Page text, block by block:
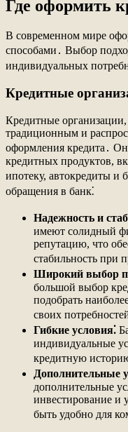
Где оформить
В современном мире
способами․ Выбор
индивидуальных
Кредитные
Кредитные
традиционным и
оформления кредита․
кредитных продуктов,
ипотеку, автокредиты и
обращения в банк⁚
Надежность и
имеют солидный
репутацию, что
стабильность при
Широкий выбор
большой выбор
подобрать
своих
Гибкие условия⁚
индивидуальные
кредитную
Дополнительные
дополнительные
инвестирование и
быть удобно для